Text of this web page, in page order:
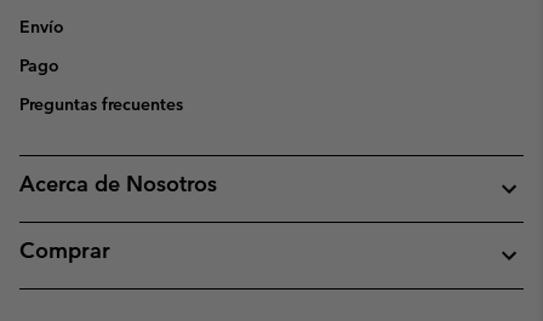
Envío
Pago
Preguntas frecuentes
Acerca de Nosotros
Comprar